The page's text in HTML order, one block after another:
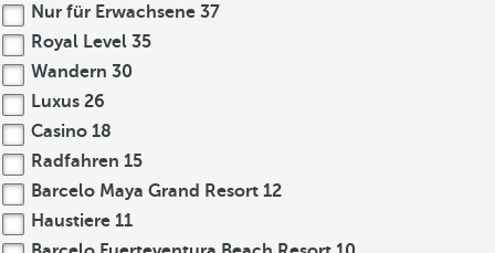
Nur für Erwachsene 37
Royal Level 35
Wandern 30
Luxus 26
Casino 18
Radfahren 15
Barcelo Maya Grand Resort 12
Haustiere 11